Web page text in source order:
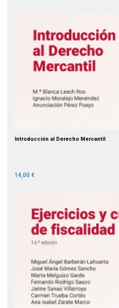
Introducción al Derecho Mercantil
14,00 €